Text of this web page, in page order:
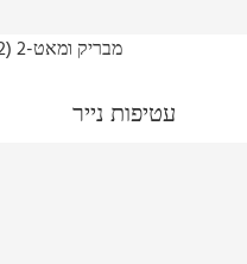
עטיפות נייר